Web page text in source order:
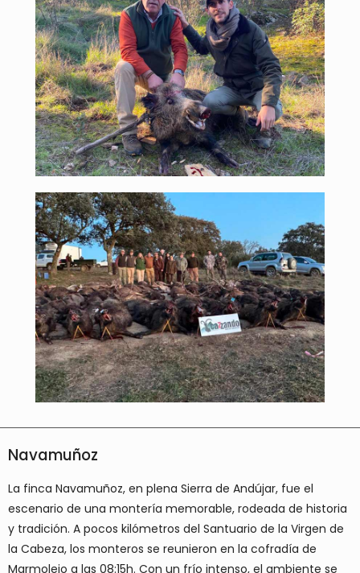
Navamuñoz
La finca Navamuñoz, en plena Sierra de Andújar, fue el
escenario de una montería memorable, rodeada de historia
y tradición. A pocos kilómetros del Santuario de la Virgen de
la Cabeza, los monteros se reunieron en la cofradía de
Marmolejo a las 08:15h. Con un frío intenso, el ambiente se